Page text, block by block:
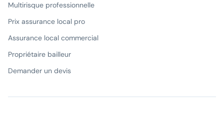
Multirisque professionnelle
Prix assurance local pro
Assurance local commercial
Propriétaire bailleur
Demander un devis